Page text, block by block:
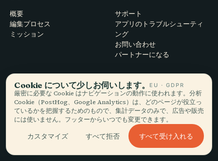
概要
編集プロセス
ミッション
サポート
アプリのトラブルシューティ
ング
お問い合わせ
パートナーになる
法的事項
プライバシー
利用規約
Cookie設定
アカウント削除
Cookie について少しお伺いします。 EU · GDPR
厳密に必要な Cookie はナビゲーションの動作に使われます。分析
Cookie（PostHog、Google Analytics）は、どのページが役立っ
ているかを把握するためのもので、集計データのみで、広告や販売
には使いません。フッターからいつでも変更できます。
カスタマイズ すべて拒否 すべて受け入れる